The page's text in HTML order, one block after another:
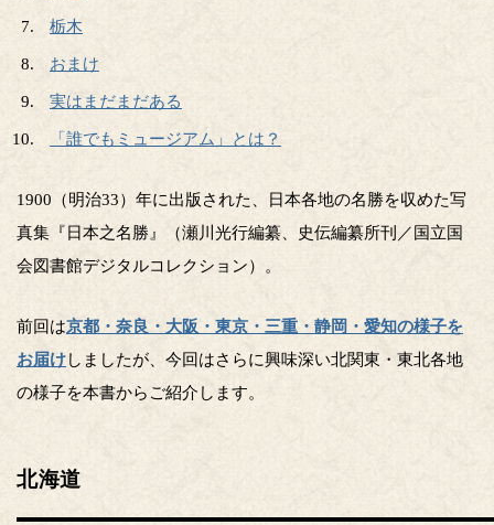
栃木
おまけ
実はまだまだある
「誰でもミュージアム」とは？
1900（明治33）年に出版された、日本各地の名勝を収めた写
真集『日本之名勝』（瀬川光行編纂、史伝編纂所刊／国立国
会図書館デジタルコレクション）。
前回は京都・奈良・大阪・東京・三重・静岡・愛知の様子を
お届けしましたが、今回はさらに興味深い北関東・東北各地
の様子を本書からご紹介します。
北海道